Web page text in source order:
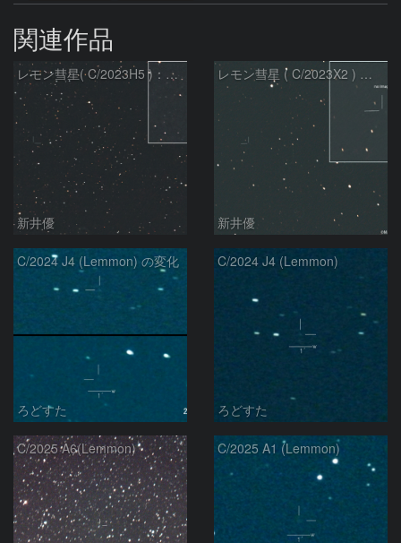
関連作品
レモン彗星( C/2023H5 )：2026/05/20
新井優
レモン彗星 ( C/2023X2 ) の予報位置：2026/05/29
新井優
C/2024 J4 (Lemmon) の変化
ろどすた
C/2024 J4 (Lemmon)
ろどすた
C/2025 A6(Lemmon) C/2025 A1 (Lemmon)